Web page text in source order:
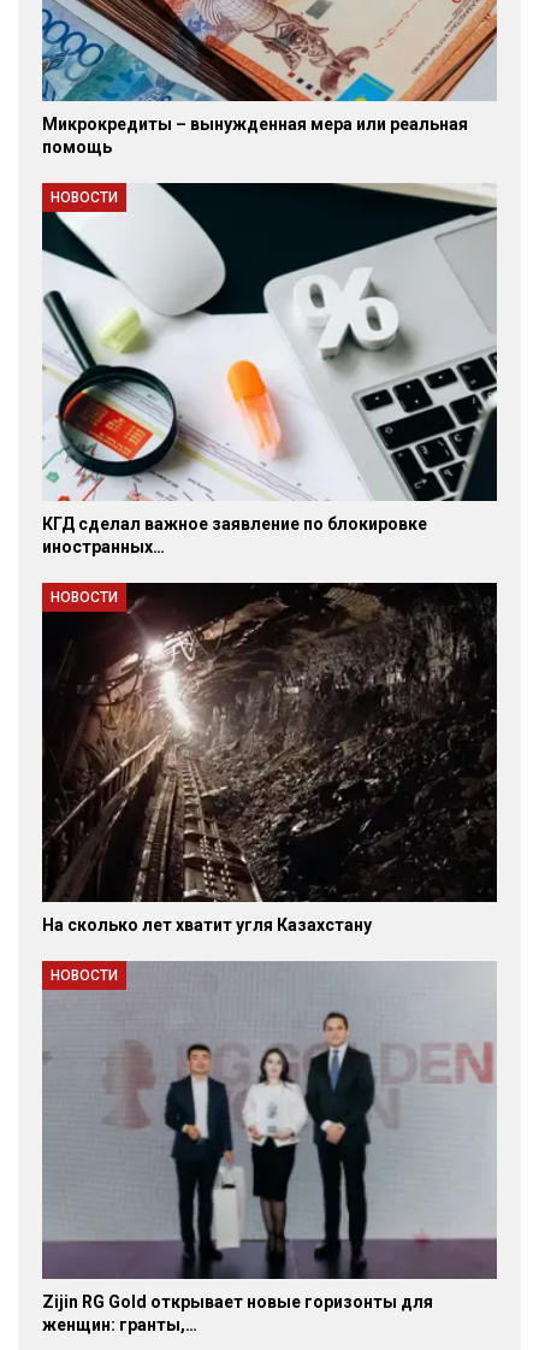
Микрокредиты – вынужденная мера или реальная
помощь
НОВОСТИ
КГД сделал важное заявление по блокировке
иностранных…
НОВОСТИ
На сколько лет хватит угля Казахстану
НОВОСТИ
Zijin RG Gold открывает новые горизонты для
женщин: гранты,…